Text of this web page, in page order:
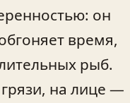
он
время,
рыб.
на лице —